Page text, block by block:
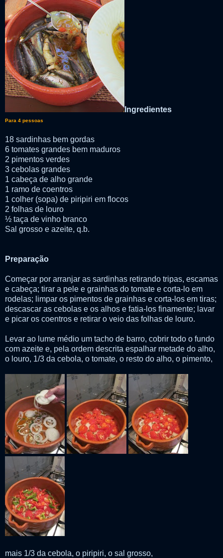
Ingredientes
Para 4 pessoas
18 sardinhas bem gordas
6 tomates grandes bem maduros
2 pimentos verdes
3 cebolas grandes
1 cabeça de alho grande
1 ramo de coentros
1 colher (sopa) de piripiri em flocos
2 folhas de louro
½ taça de vinho branco
Sal grosso e azeite, q.b.
Preparação
Começar por arranjar as sardinhas retirando tripas, escamas
e cabeça; tirar a pele e grainhas do tomate e corta-lo em
rodelas; limpar os pimentos de grainhas e corta-los em tiras;
descascar as cebolas e os alhos e fatia-los finamente; lavar
e picar os coentros e retirar o veio das folhas de louro.
Levar ao lume médio um tacho de barro, cobrir todo o fundo
com azeite e, pela ordem descrita espalhar metade do alho,
o louro, 1/3 da cebola, o tomate, o resto do alho, o pimento,
mais 1/3 da cebola, o piripiri, o sal grosso,